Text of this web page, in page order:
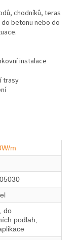
chodníků, teras
betonu nebo do
instalace
trasy
m
do
podlah,